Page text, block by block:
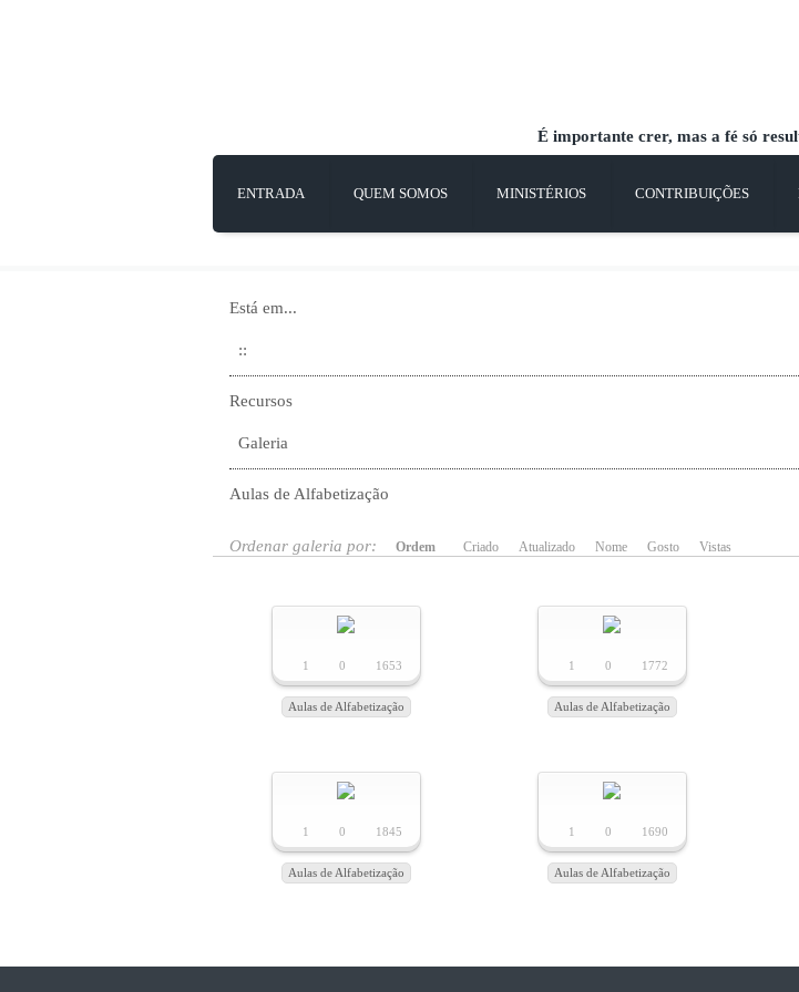
ENTRADA QUEM SOMOS MINISTÉRIOS CONTRIBUIÇÕES
É importante crer, mas a fé só
Está em...
::
Recursos
Galeria
Aulas de Alfabetização
Ordenar galeria por: Ordem Criado Atualizado Nome Gosto Vistas
1 0 1653
Aulas de Alfabetização
1 0 1772
Aulas de Alfabetização
1 0 1845
Aulas de Alfabetização
1 0 1690
Aulas de Alfabetização